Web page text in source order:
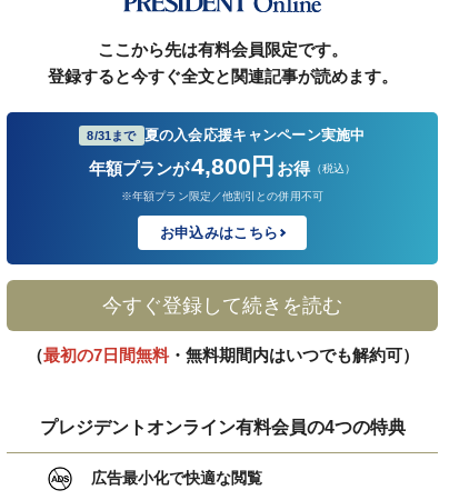
ここから先は有料会員限定です。
登録すると今すぐ全文と関連記事が読めます。
8/31まで 夏の入会応援キャンペーン実施中
年額プランが4,800円 お得 （税込）
※年額プラン限定／他割引との併用不可
お申込みはこちら
今すぐ登録して続きを読む
（最初の7日間無料・無料期間内はいつでも解約可）
プレジデントオンライン有料会員の4つの特典
広告最小化で快適な閲覧